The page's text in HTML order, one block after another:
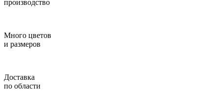
производство
Много цветов
и размеров
Доставка
по области